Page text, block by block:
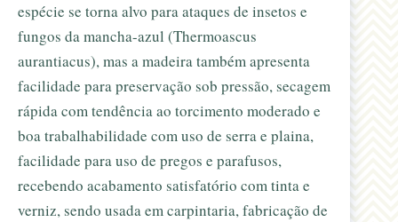
espécie se torna alvo para ataques de insetos e
fungos da mancha-azul (Thermoascus
aurantiacus), mas a madeira também apresenta
facilidade para preservação sob pressão, secagem
rápida com tendência ao torcimento moderado e
boa trabalhabilidade com uso de serra e plaina,
facilidade para uso de pregos e parafusos,
recebendo acabamento satisfatório com tinta e
verniz, sendo usada em carpintaria, fabricação de